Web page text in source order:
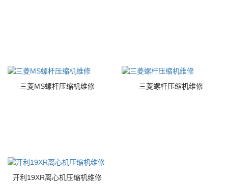
三菱MS螺杆压缩机维修 三菱螺杆压缩机维修
开利19XR离心机压缩机维修